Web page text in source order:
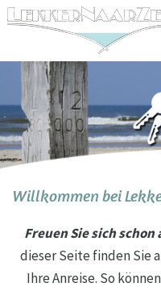
Willkommen bei
Freuen Sie sich
dieser Seite finden Sie
Ihre Anreise. So